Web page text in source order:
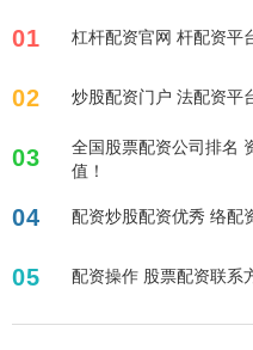
01 杠杆配资官网 杆配资平
02 炒股配资门户 法配资平
03
全国股票配资公司排名
值！
04 配资炒股配资优秀 络配
05 配资操作 股票配资联系